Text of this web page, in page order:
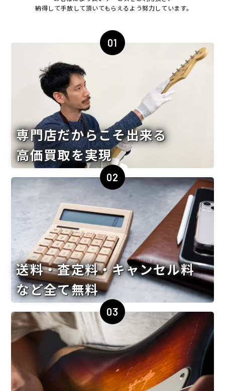
納得して手放して頂いてもらえるよう努力しています｡
01
専門店だからこそ出来る
高価買取を実現
02
送料・査定料・キャンセル料
など全て無料
03